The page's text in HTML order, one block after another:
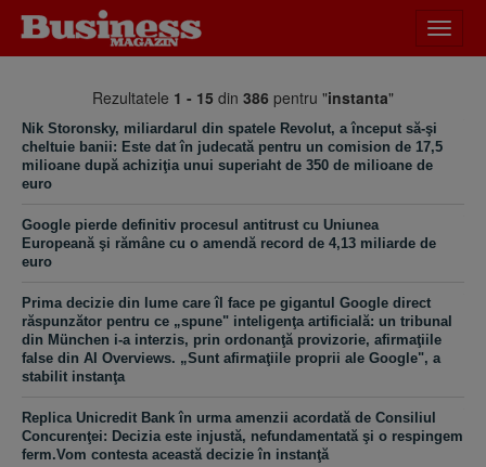
meniu
Rezultatele 1 - 15 din 386 pentru "instanta"
Nik Storonsky, miliardarul din spatele Revolut, a început să-şi
cheltuie banii: Este dat în judecată pentru un comision de 17,5
milioane după achiziţia unui superiaht de 350 de milioane de
euro
Google pierde definitiv procesul antitrust cu Uniunea
Europeană şi rămâne cu o amendă record de 4,13 miliarde de
euro
Prima decizie din lume care îl face pe gigantul Google direct
răspunzător pentru ce „spune" inteligenţa artificială: un tribunal
din München i-a interzis, prin ordonanţă provizorie, afirmaţiile
false din AI Overviews. „Sunt afirmaţiile proprii ale Google", a
stabilit instanţa
Replica Unicredit Bank în urma amenzii acordată de Consiliul
Concurenţei: Decizia este injustă, nefundamentată şi o respingem
ferm.Vom contesta această decizie în instanţă